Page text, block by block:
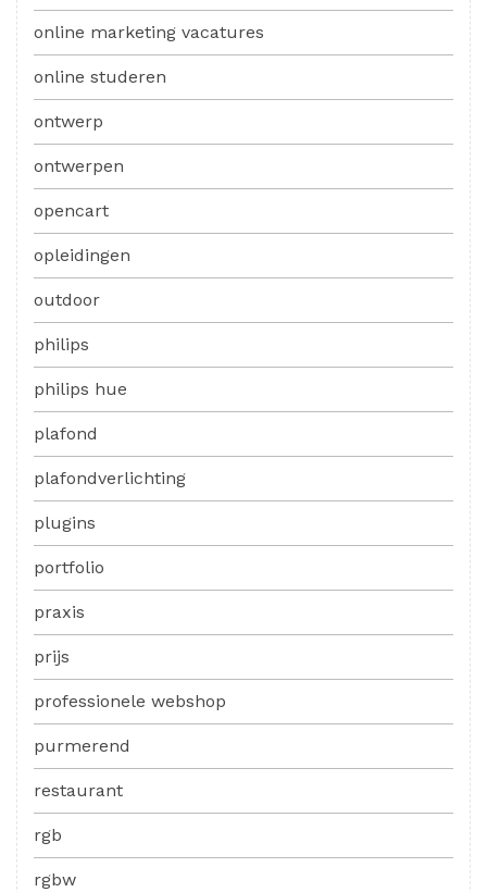
online marketing vacatures
online studeren
ontwerp
ontwerpen
opencart
opleidingen
outdoor
philips
philips hue
plafond
plafondverlichting
plugins
portfolio
praxis
prijs
professionele webshop
purmerend
restaurant
rgb
rgbw